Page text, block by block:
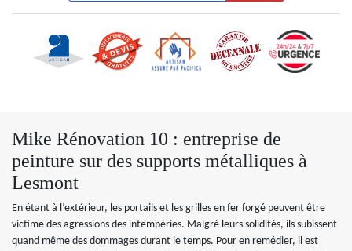
Mike Rénovation 10 : entreprise de
peinture sur des supports métalliques à
Lesmont
En étant à l’extérieur, les portails et les grilles en fer forgé peuvent être
victime des agressions des intempéries. Malgré leurs solidités, ils subissent
quand même des dommages durant le temps. Pour en remédier, il est